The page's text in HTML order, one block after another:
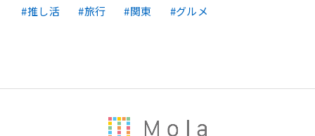
推し活
旅行 関東 グルメ